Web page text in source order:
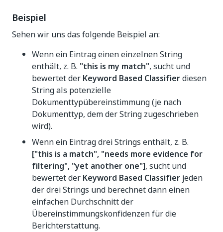
Beispiel
Sehen wir uns das folgende Beispiel an:
Wenn ein Eintrag einen einzelnen String
enthält, z. B. "this is my match", sucht und
bewertet der Keyword Based Classifierdiesen
String als potenzielle
Dokumenttypübereinstimmung (je nach
Dokumenttyp, dem der String zugeschrieben
wird).
Wenn ein Eintrag drei Strings enthält, z. B.
["this is a match", "needs more evidence for
filtering", "yet another one"], sucht und
bewertet der Keyword Based Classifier jeden
der drei Strings und berechnet dann einen
einfachen Durchschnitt der
Übereinstimmungskonfidenzen für die
Berichterstattung.